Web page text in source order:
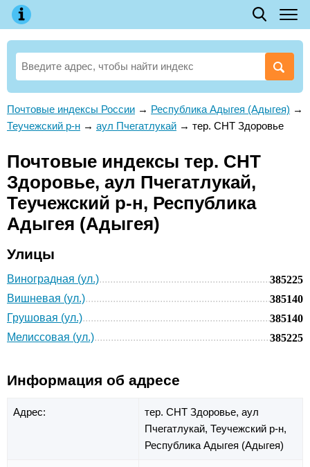
Почтовые индексы России → Республика Адыгея (Адыгея) →
Теучежский р-н → аул Пчегатлукай → тер. СНТ Здоровье
Почтовые индексы тер. СНТ
Здоровье, аул Пчегатлукай,
Теучежский р-н, Республика
Адыгея (Адыгея)
Улицы
Виноградная (ул.)
385225
Вишневая (ул.)
385140
Грушовая (ул.)
385140
Мелиссовая (ул.)
385225
Информация об адресе
Адрес: тер. СНТ Здоровье, аул
Пчегатлукай, Теучежский р-н,
Республика Адыгея (Адыгея)